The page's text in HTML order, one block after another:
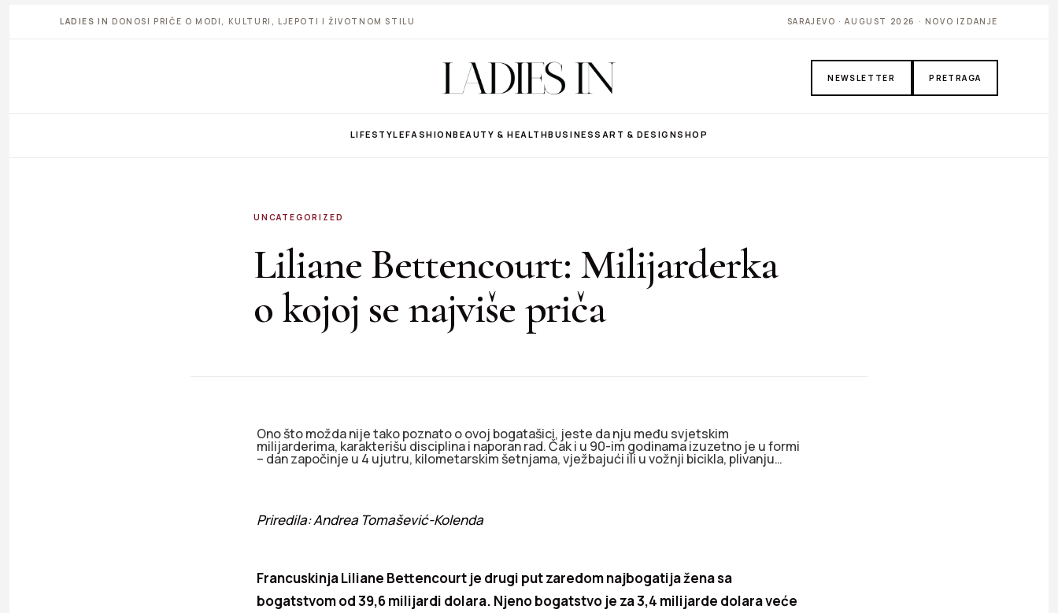
LADIES IN DONOSI PRIČE O MODI, KULTURI, LJEPOTI I ŽIVOTNOM STILU SARAJEVO · AUGUST 2026 · NOVO IZDANJE
NEWSLETTER PRETRAGA
LIFESTYLEFASHIONBEAUTY & HEALTHBUSINESS ART & DESIGNSHOP
UNCATEGORIZED
Liliane Bettencourt: Milijarderka
o kojoj se najviše priča
Ono što možda nije tako poznato o ovoj bogatašici, jeste da nju među svjetskim
milijarderima, karakterišu disciplina i naporan rad. Čak i u 90-im godinama izuzetno je u formi
– dan započinje u 4 ujutru, kilometarskim šetnjama, vježbajući ili u vožnji bicikla, plivanju…
Priredila: Andrea Tomašević-Kolenda
Francuskinja Liliane Bettencourt je drugi put zaredom najbogatija žena sa
bogatstvom od 39,6 milijardi dolara. Njeno bogatstvo je za 3,4 milijarde dolara veće